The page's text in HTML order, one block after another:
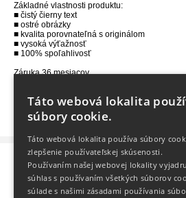
Základné vlastnosti produktu:
■ čistý čierny text
■ ostré obrázky
■ kvalita porovnateľná s originálom
■ vysoká výťažnosť
■ 100% spoľahlivosť
Záruka 36 mesiacov.
Nie ste si istý, aký toner je vhodný do Vašej
Kontaktujte nás na 0907 754 828, aleho
Informácie
onlineToner
Táto webová lokalita
súbory cookie.
Táto webová lokalita používa súbory
zlepšenie používateľskej skúsenosti.
Používaním našej webovej lokality
súhlas s používaním všetkých súborov
súlade s našimi zásadami používania